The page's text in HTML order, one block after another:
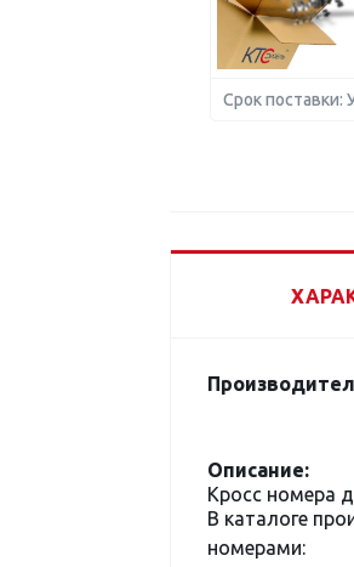
Срок поставки:
Описание:
Кросс номера
В каталоге
номерами: